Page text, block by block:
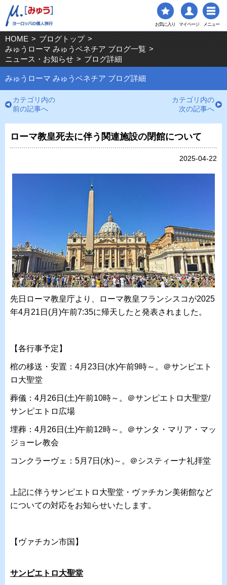
お気に入り マイページ メニュー
HOME > ブログトップ >
みゅうローマ みゅうベネチア ブログ一覧 >
ニュース・お知らせ > ブログ詳細
みゅうローマ みゅうベネチア ブログ詳細
カテゴリ内の
前の記事へ
カテゴリ内の
次の記事へ
ローマ教皇死去に伴う関連施設の閉館について
2025-04-22
先日ローマ教皇庁より、ローマ教皇フランシスコが2025
年4月21日(月)午前7:35に帰天したと発表されました。
【各行事予定】
棺の移送・安置：4月23日(水)午前9時～。＠サンピエト
ロ大聖堂
葬儀：4月26日(土)午前10時～。＠サンピエトロ大聖堂/
サンピエトロ広場
埋葬：4月26日(土)午前12時～。＠サンタ・マリア・マッ
ジョーレ教会
コンクラーヴェ：5月7日(水)～。＠システィーナ礼拝堂
上記に伴うサンピエトロ大聖堂・ヴァチカン美術館など
についての対応をお知らせいたします。
【ヴァチカン市国】
サンピエトロ大聖堂